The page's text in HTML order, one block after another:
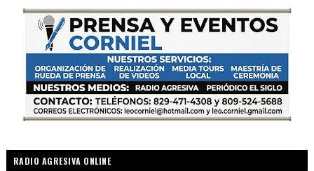
RADIO AGRESIVA ONLINE